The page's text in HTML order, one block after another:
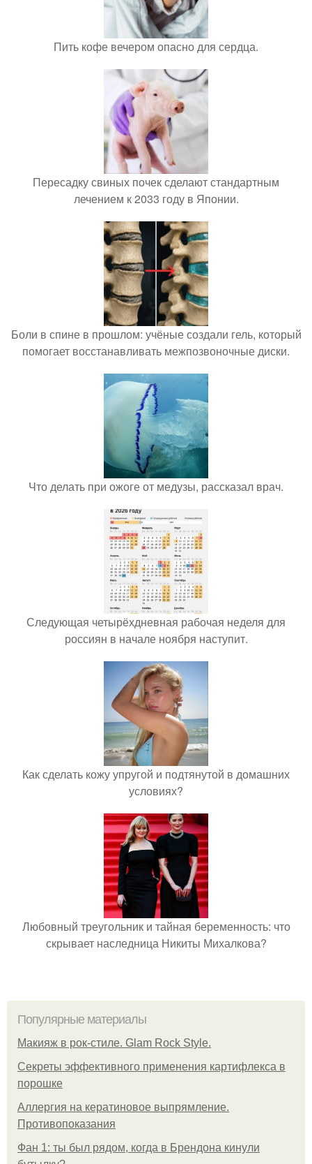
Пить кофе вечером опасно для сердца.
Пересадку свиных почек сделают стандартным
лечением к 2033 году в Японии.
Боли в спине в прошлом: учёные создали гель, который
помогает восстанавливать межпозвоночные диски.
Что делать при ожоге от медузы, рассказал врач.
Следующая четырёхдневная рабочая неделя для
россиян в начале ноября наступит.
Как сделать кожу упругой и подтянутой в домашних
условиях?
Любовный треугольник и тайная беременность: что
скрывает наследница Никиты Михалкова?
Популярные материалы
Макияж в рок-стиле. Glam Rock Style.
Секреты эффективного применения картифлекса в
порошке
Аллергия на кератиновое выпрямление.
Противопоказания
Фан 1: ты был рядом, когда в Брендона кинули